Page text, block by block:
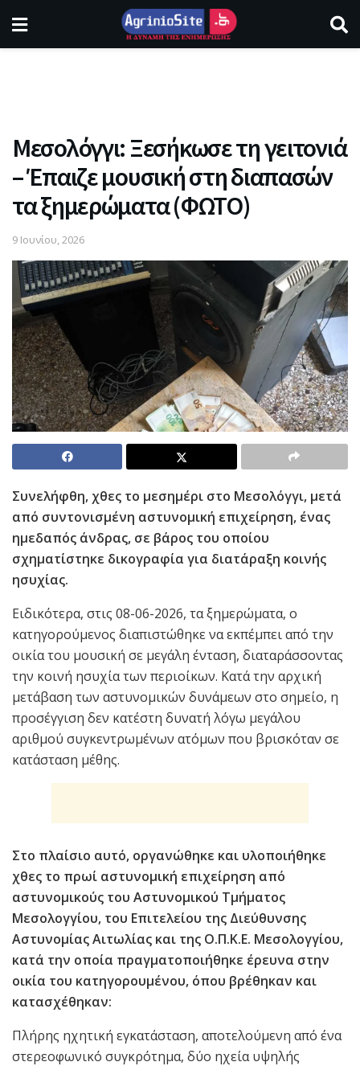
Μεσολόγγι: Ξεσήκωσε τη γειτονιά
– Έπαιζε μουσική στη διαπασών
τα ξημερώματα (ΦΩΤΟ)
9 Ιουνίου, 2026
Συνελήφθη, χθες το μεσημέρι στο Μεσολόγγι, μετά
από συντονισμένη αστυνομική επιχείρηση, ένας
ημεδαπός άνδρας, σε βάρος του οποίου
σχηματίστηκε δικογραφία για διατάραξη κοινής
ησυχίας.
Ειδικότερα, στις 08-06-2026, τα ξημερώματα, ο
κατηγορούμενος διαπιστώθηκε να εκπέμπει από την
οικία του μουσική σε μεγάλη ένταση, διαταράσσοντας
την κοινή ησυχία των περιοίκων. Κατά την αρχική
μετάβαση των αστυνομικών δυνάμεων στο σημείο, η
προσέγγιση δεν κατέστη δυνατή λόγω μεγάλου
αριθμού συγκεντρωμένων ατόμων που βρισκόταν σε
κατάσταση μέθης.
Στο πλαίσιο αυτό, οργανώθηκε και υλοποιήθηκε
χθες το πρωί αστυνομική επιχείρηση από
αστυνομικούς του Αστυνομικού Τμήματος
Μεσολογγίου, του Επιτελείου της Διεύθυνσης
Αστυνομίας Αιτωλίας και της Ο.Π.Κ.Ε. Μεσολογγίου,
κατά την οποία πραγματοποιήθηκε έρευνα στην
οικία του κατηγορουμένου, όπου βρέθηκαν και
κατασχέθηκαν:
Πλήρης ηχητική εγκατάσταση, αποτελούμενη από ένα
στερεοφωνικό συγκρότημα, δύο ηχεία υψηλής